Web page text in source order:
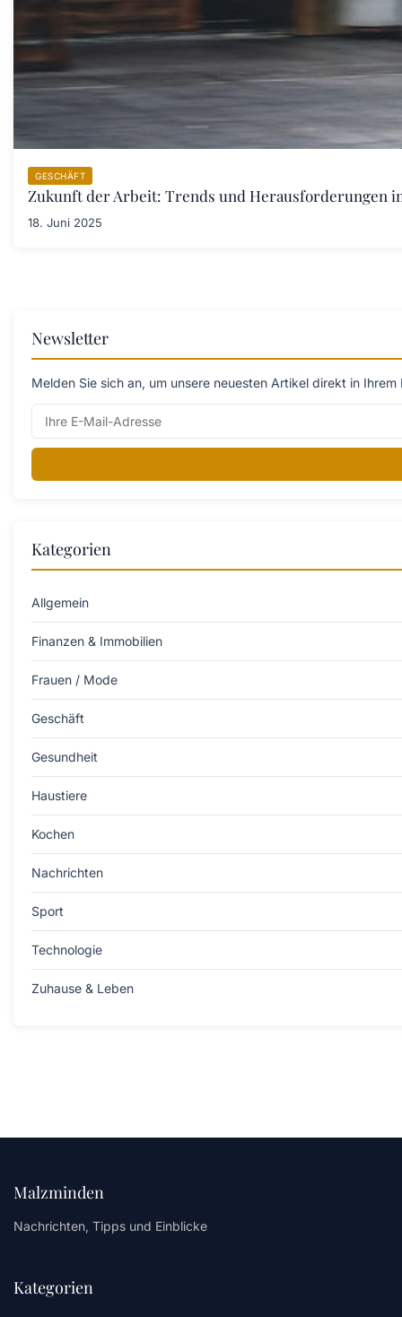
GESCHÄFT
Zukunft der Arbeit: Trends und Herausforderungen
18. Juni 2025
Newsletter
Melden Sie sich an, um unsere neuesten Artikel direkt in
Kategorien
Allgemein
Finanzen & Immobilien
Frauen / Mode
Geschäft
Gesundheit
Haustiere
Kochen
Nachrichten
Sport
Technologie
Zuhause & Leben
Malzminden
Nachrichten, Tipps und Einblicke
Kategorien